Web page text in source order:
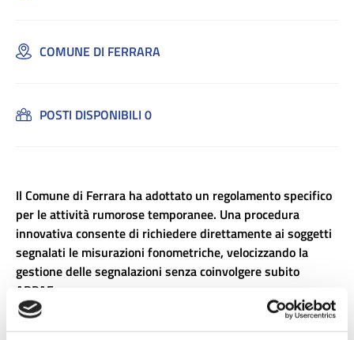
COMUNE DI FERRARA
POSTI DISPONIBILI 0
Il Comune di Ferrara ha adottato un regolamento specifico
per le attività rumorose temporanee. Una procedura
innovativa consente di richiedere direttamente ai soggetti
segnalati le misurazioni fonometriche, velocizzando la
gestione delle segnalazioni senza coinvolgere subito
ARPAE.
IlComune di Ferraraintende dedicare un giorno di